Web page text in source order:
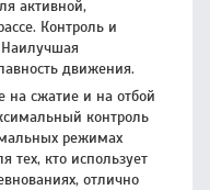
активной,
Контроль и
Наилучшая
движения.
сжатие и на отбой
контроль
режимах
тех, кто использует
отлично